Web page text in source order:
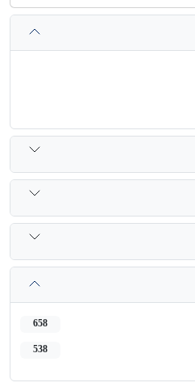
658
538